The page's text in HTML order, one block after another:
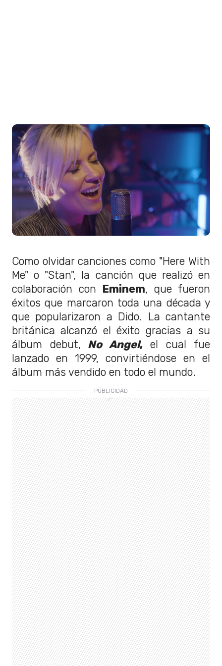
Como olvidar canciones como "Here With
Me" o "Stan", la canción que realizó en
colaboración con Eminem, que fueron
éxitos que marcaron toda una década y
que popularizaron a Dido. La cantante
británica alcanzó el éxito gracias a su
álbum debut, No Angel,el cual fue
lanzado en 1999, convirtiéndose en el
álbum más vendido en todo el mundo.